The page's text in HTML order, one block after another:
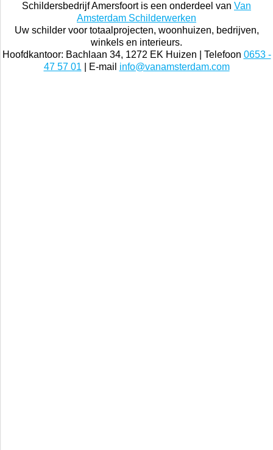
Schildersbedrijf Amersfoort is een onderdeel van Van
Amsterdam Schilderwerken
Uw schilder voor totaalprojecten, woonhuizen, bedrijven,
winkels en interieurs.
Hoofdkantoor: Bachlaan 34, 1272 EK Huizen | Telefoon 0653 -
47 57 01 | E-mail info@vanamsterdam.com